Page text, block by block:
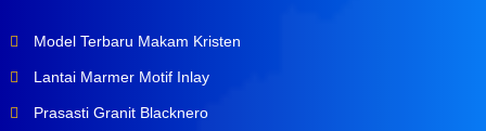
Model Terbaru Makam Kristen
Lantai Marmer Motif Inlay
Prasasti Granit Blacknero